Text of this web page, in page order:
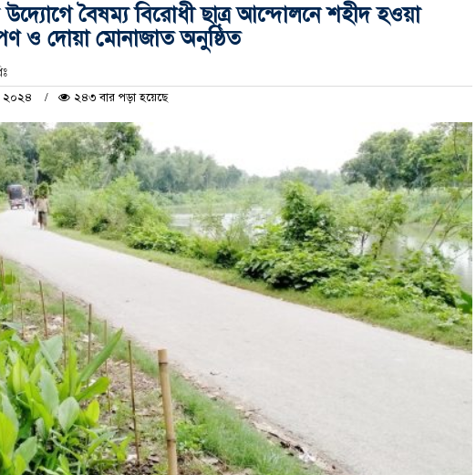
উদ্যোগে বৈষম্য বিরোধী ছাত্র আন্দোলনে শহীদ হওয়া
ও দোয়া মোনাজাত অনুষ্ঠিত
২০২৪ ২৪৩ বার পড়া হয়েছে